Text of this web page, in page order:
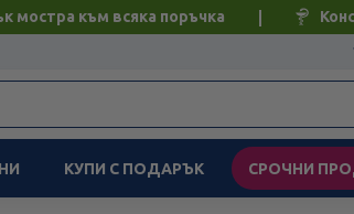
мостра към всяка поръчка
КУПИ С ПОДАРЪК СРОЧНИ